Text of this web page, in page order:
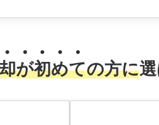
が初めての方に